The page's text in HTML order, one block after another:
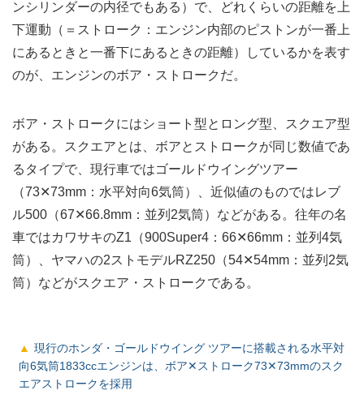
ンシリンダーの内径でもある）で、どれくらいの距離を上
下運動（＝ストローク：エンジン内部のピストンが一番上
にあるときと一番下にあるときの距離）しているかを表す
のが、エンジンのボア・ストロークだ。
ボア・ストロークにはショート型とロング型、スクエア型
がある。スクエアとは、ボアとストロークが同じ数値であ
るタイプで、現行車ではゴールドウイングツアー
（73✕73mm：水平対向6気筒）、近似値のものではレブ
ル500（67✕66.8mm：並列2気筒）などがある。往年の名
車ではカワサキのZ1（900Super4：66✕66mm：並列4気
筒）、ヤマハの2ストモデルRZ250（54✕54mm：並列2気
筒）などがスクエア・ストロークである。
現行のホンダ・ゴールドウイング ツアーに搭載される水平対
向6気筒1833ccエンジンは、ボア✕ストローク73✕73mmのスク
エアストロークを採用